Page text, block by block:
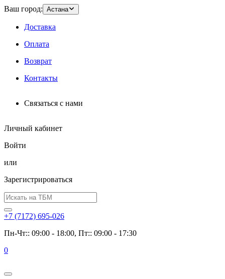
Ваш город: Астана
Доставка
Оплата
Возврат
Контакты
Связаться с нами
Личный кабинет
Войти
или
Зарегистрироваться
+7 (7172) 695-026
Пн-Чт:: 09:00 - 18:00, Пт:: 09:00 - 17:30
0